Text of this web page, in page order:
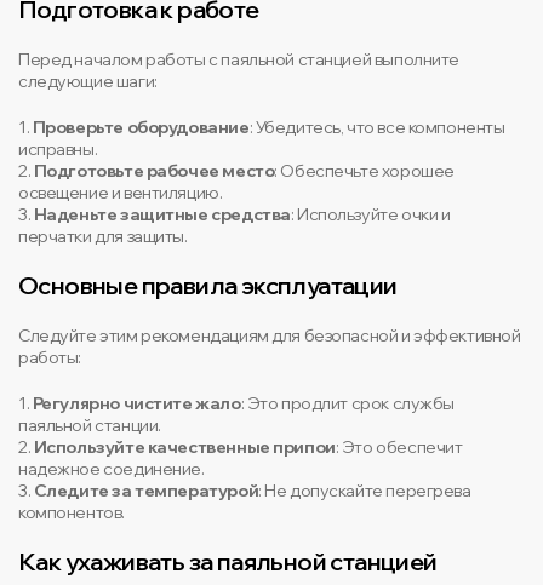
Подготовка к работе
Перед началом работы с паяльной станцией выполните
следующие шаги:
1. Проверьте оборудование: Убедитесь, что все компоненты
исправны.
2. Подготовьте рабочее место: Обеспечьте хорошее
освещение и вентиляцию.
3. Наденьте защитные средства: Используйте очки и
перчатки для защиты.
Основные правила эксплуатации
Следуйте этим рекомендациям для безопасной и эффективной
работы:
1. Регулярно чистите жало: Это продлит срок службы
паяльной станции.
2. Используйте качественные припои: Это обеспечит
надежное соединение.
3. Следите за температурой: Не допускайте перегрева
компонентов.
Как ухаживать за паяльной станцией